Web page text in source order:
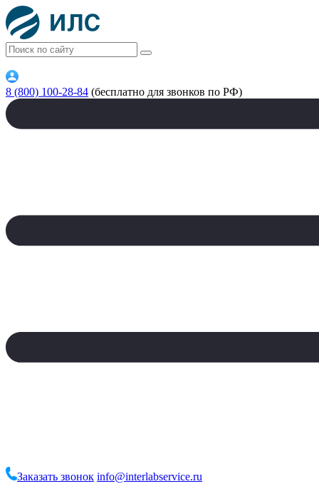
8 (800) 100-28-84 (бесплатно для звонков по РФ)
Заказать звонок info@interlabservice.ru